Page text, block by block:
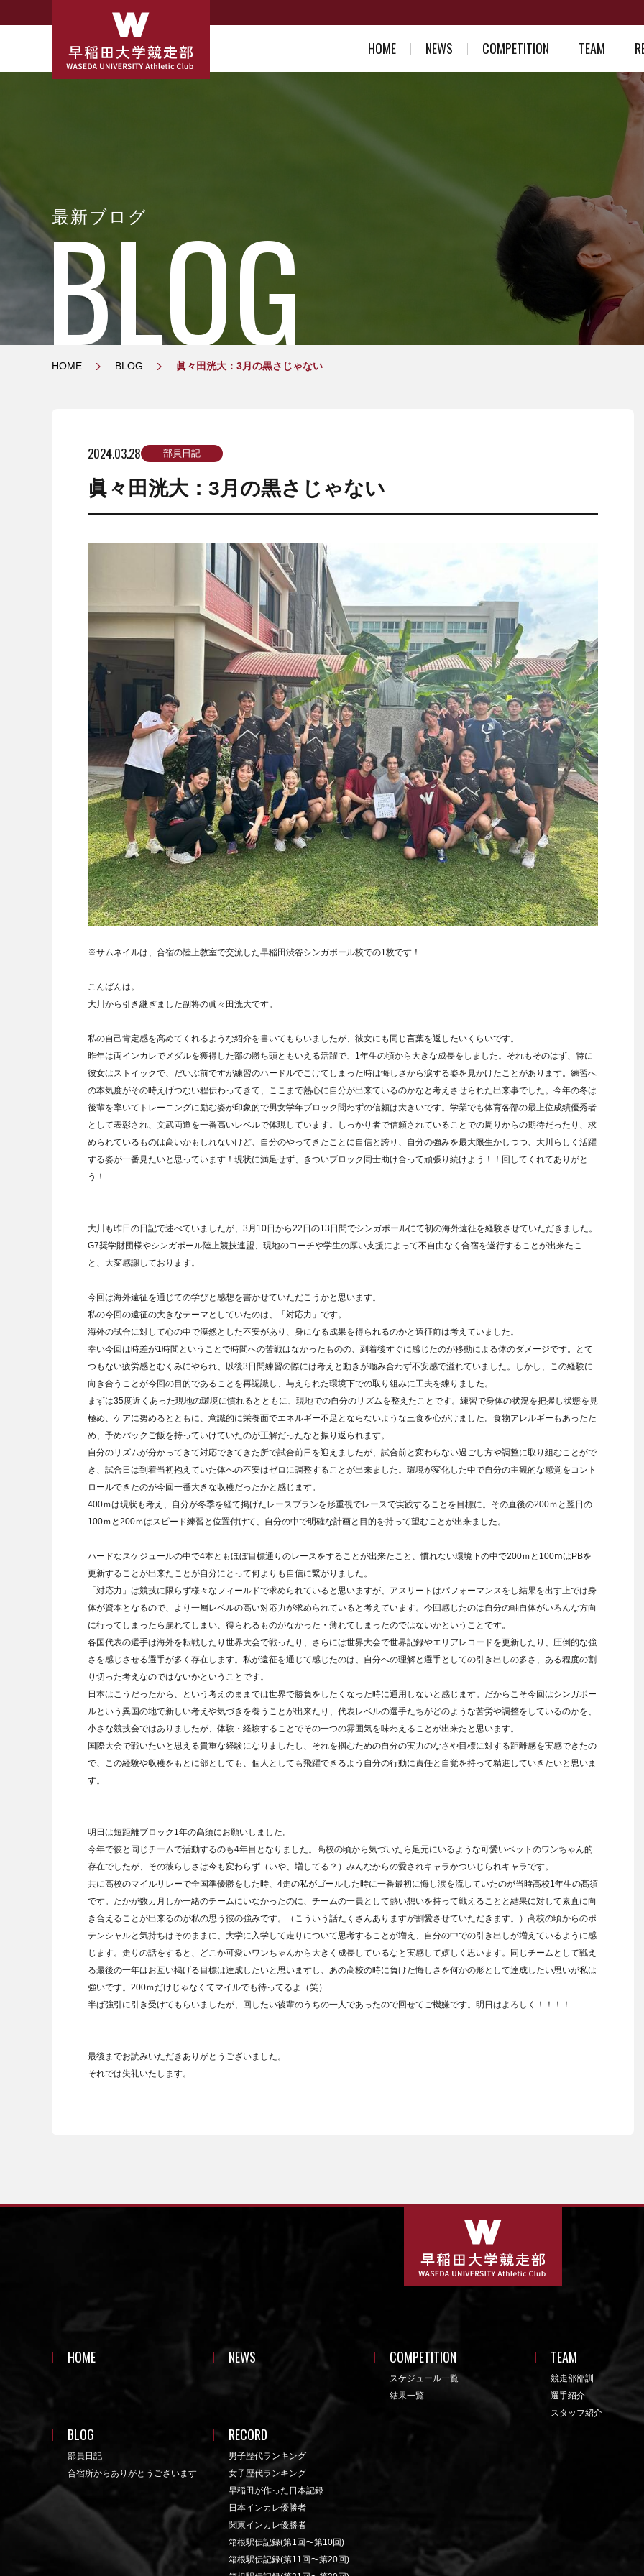
HOME NEWS COMPETITION TEAM
スタッフ紹介
入部を考
競走部へ
最新ブログ
HOME BLOG 眞々田洸大：3月の黒さじゃない
2024.03.28 部員日記
眞々田洸大：3月の黒さじゃない
※サムネイルは、合宿の陸上教室で交流した早稲田渋谷シンガポール校での1枚です！
こんばんは。
大川から引き継ぎました副将の眞々田洸大です。
私の自己肯定感を高めてくれるような紹介を書いてもらいましたが、彼女にも同じ言葉を返したいくらいです。
昨年は両インカレでメダルを獲得した部の勝ち頭ともいえる活躍で、1年生の頃から大きな成長をしました。それもそのはず、特に
彼女はストイックで、だいぶ前ですが練習のハードルでこけてしまった時は悔しさから涙する姿を見かけたことがあります。練習へ
の本気度がその時えげつない程伝わってきて、ここまで熱心に自分が出来ているのかなと考えさせられた出来事でした。今年の冬は
後輩を率いてトレーニングに励む姿が印象的で男女学年ブロック問わずの信頼は大きいです。学業でも体育各部の最上位成績優秀者
として表彰され、文武両道を一番高いレベルで体現しています。しっかり者で信頼されていることでの周りからの期待だったり、求
められているものは高いかもしれないけど、自分のやってきたことに自信と誇り、自分の強みを最大限生かしつつ、大川らしく活躍
する姿が一番見たいと思っています！現状に満足せず、きついブロック同士助け合って頑張り続けよう！！回してくれてありがと
う！
大川も昨日の日記で述べていましたが、3月10日から22日の13日間でシンガポールにて初の海外遠征を経験させていただきました。
G7奨学財団様やシンガポール陸上競技連盟、現地のコーチや学生の厚い支援によって不自由なく合宿を遂行することが出来たこ
と、大変感謝しております。
今回は海外遠征を通じての学びと感想を書かせていただこうかと思います。
私の今回の遠征の大きなテーマとしていたのは、「対応力」です。
海外の試合に対して心の中で漠然とした不安があり、身になる成果を得られるのかと遠征前は考えていました。
幸い今回は時差が1時間ということで時間への苦戦はなかったものの、到着後すぐに感じたのが移動による体のダメージです。とて
つもない疲労感とむくみにやられ、以後3日間練習の際には考えと動きが嚙み合わず不安感で溢れていました。しかし、この経験に
向き合うことが今回の目的であることを再認識し、与えられた環境下での取り組みに工夫を練りました。
まずは35度近くあった現地の環境に慣れるとともに、現地での自分のリズムを整えたことです。練習で身体の状況を把握し状態を見
極め、ケアに努めるとともに、意識的に栄養面でエネルギー不足とならないような三食を心がけました。食物アレルギーもあったた
め、予めパックご飯を持っていけていたのが正解だったなと振り返られます。
自分のリズムが分かってきて対応できてきた所で試合前日を迎えましたが、試合前と変わらない過ごし方や調整に取り組むことがで
き、試合日は到着当初抱えていた体への不安はゼロに調整することが出来ました。環境が変化した中で自分の主観的な感覚をコント
ロールできたのが今回一番大きな収穫だったかと感じます。
400ｍは現状も考え、自分が冬季を経て掲げたレースプランを形重視でレースで実践することを目標に。その直後の200ｍと翌日の
100ｍと200ｍはスピード練習と位置付けて、自分の中で明確な計画と目的を持って望むことが出来ました。
ハードなスケジュールの中で4本ともほぼ目標通りのレースをすることが出来たこと、慣れない環境下の中で200ｍと100ⅿはPBを
更新することが出来たことが自分にとって何よりも自信に繋がりました。
「対応力」は競技に限らず様々なフィールドで求められていると思いますが、アスリートはパフォーマンスをし結果を出す上では身
体が資本となるので、より一層レベルの高い対応力が求められていると考えています。今回感じたのは自分の軸自体がいろんな方向
に行ってしまったら崩れてしまい、得られるものがなかった・薄れてしまったのではないかということです。
各国代表の選手は海外を転戦したり世界大会で戦ったり、さらには世界大会で世界記録やエリアレコードを更新したり、圧倒的な強
さを感じさせる選手が多く存在します。私が遠征を通じて感じたのは、自分への理解と選手としての引き出しの多さ、ある程度の割
り切った考えなのではないかということです。
日本はこうだったから、という考えのままでは世界で勝負をしたくなった時に通用しないと感じます。だからこそ今回はシンガポー
ルという異国の地で新しい考えや気づきを養うことが出来たり、代表レベルの選手たちがどのような苦労や調整をしているのかを、
小さな競技会ではありましたが、体験・経験することでその一つの雰囲気を味わえることが出来たと思います。
国際大会で戦いたいと思える貴重な経験になりましたし、それを掴むための自分の実力のなさや目標に対する距離感を実感できたの
で、この経験や収穫をもとに部としても、個人としても飛躍できるよう自分の行動に責任と自覚を持って精進していきたいと思いま
す。
明日は短距離ブロック1年の髙須にお願いしました。
今年で彼と同じチームで活動するのも4年目となりました。高校の頃から気づいたら足元にいるような可愛いペットのワンちゃん的
存在でしたが、その彼らしさは今も変わらず（いや、増してる？）みんなからの愛されキャラかついじられキャラです。
共に高校のマイルリレーで全国準優勝をした時、4走の私がゴールした時に一番最初に悔し涙を流していたのが当時高校1年生の髙須
です。たかが数カ月しか一緒のチームにいなかったのに、チームの一員として熱い想いを持って戦えることと結果に対して素直に向
き合えることが出来るのが私の思う彼の強みです。（こういう話たくさんありますが割愛させていただきます。）高校の頃からのポ
テンシャルと気持ちはそのままに、大学に入学して走りについて思考することが増え、自分の中での引き出しが増えているように感
じます。走りの話をすると、どこか可愛いワンちゃんから大きく成長しているなと実感して嬉しく思います。同じチームとして戦え
る最後の一年はお互い掲げる目標は達成したいと思いますし、あの高校の時に負けた悔しさを何かの形として達成したい思いが私は
強いです。200ｍだけじゃなくてマイルでも待ってるよ（笑）
半ば強引に引き受けてもらいましたが、回したい後輩のうちの一人であったので回せてご機嫌です。明日はよろしく！！！！
最後までお読みいただきありがとうございました。
それでは失礼いたします。
HOME NEWS COMPETITION
スケジュール一覧
結果一覧
TEAM
競走部部訓
選手紹介
スタッフ紹介
BLOG
部員日記
合宿所からありがとうございます
RECORD
男子歴代ランキング
女子歴代ランキング
早稲田が作った日本記録
日本インカレ優勝者
関東インカレ優勝者
箱根駅伝記録(第1回〜第10回)
箱根駅伝記録(第11回〜第20回)